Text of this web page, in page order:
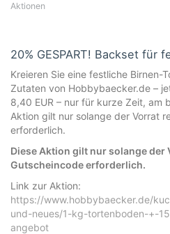
Aktionen
20% GESPART! Backset für
Kreieren Sie eine festliche Birnen-
Zutaten von Hobbybaecker.de –
8,40 EUR – nur für kurze Zeit, am
Aktion gilt nur solange der Vorrat
erforderlich.
Diese Aktion gilt nur solange der
Gutscheincode erforderlich.
Link zur Aktion:
https://www.hobbybaecker.de/
und-neues/1-kg-tortenboden-+-
angebot